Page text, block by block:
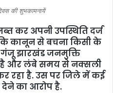
की शुभकामनायें
कर अपनी उपस्थिति दर्ज
कानून से बचना किसी के
झारखंड जनमुक्ति
है और लंबे समय से नक्सली
रहा है. उस पर जिले में कई
का आरोप है.